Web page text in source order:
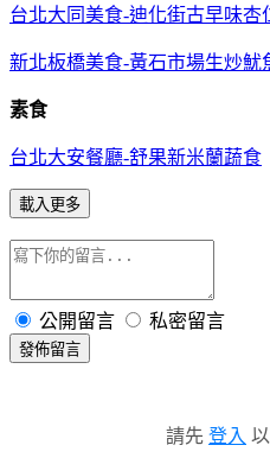
台北大同美食-迪化街古早味杏
新北板橋美食-黃石市場生炒魷
素食
台北大安餐廳-舒果新米蘭蔬食
載入更多
公開留言 私密留言
發佈留言
請先 登入